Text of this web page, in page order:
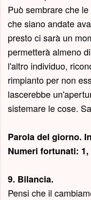
Può sembrare che
che siano andate
presto ci sarà un
permetterà almeno
l'altro individuo,
rimpianto per non
lascerebbe
sistemare le cose.
Parola del giorno.
Numeri fortunati: 1,
9. Bilancia.
Pensi che il